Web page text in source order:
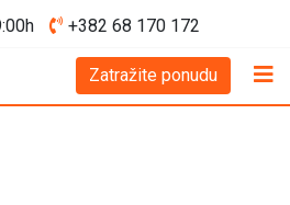
+382 68 170 172
Zatražite ponudu